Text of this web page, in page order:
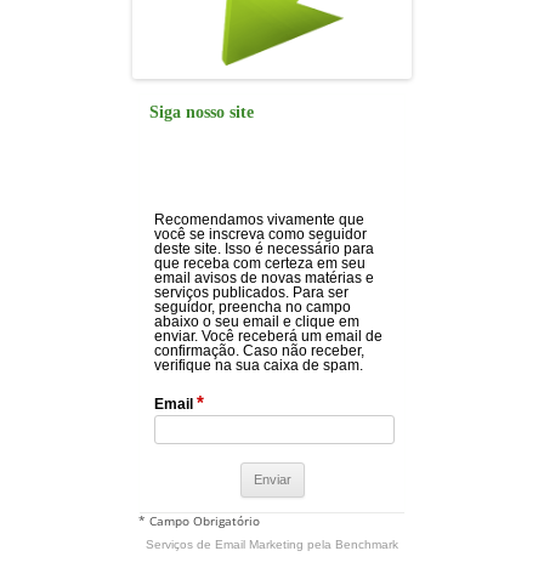
Siga nosso site
Recomendamos vivamente que
você se inscreva como seguidor
deste site. Isso é necessário para
que receba com certeza em seu
email avisos de novas matérias e
serviços publicados. Para ser
seguidor, preencha no campo
abaixo o seu email e clique em
enviar. Você receberá um email de
confirmação. Caso não receber,
verifique na sua caixa de spam.
Email *
* Campo Obrigatório
Serviços de Email Marketing pela Benchmark